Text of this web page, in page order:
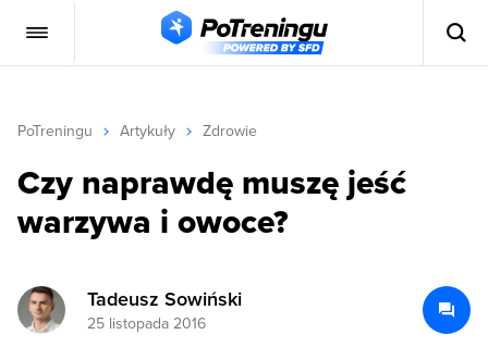
PoTreningu Artykuły Zdrowie
Czy naprawdę muszę jeść
warzywa i owoce?
Tadeusz Sowiński
25 listopada 2016